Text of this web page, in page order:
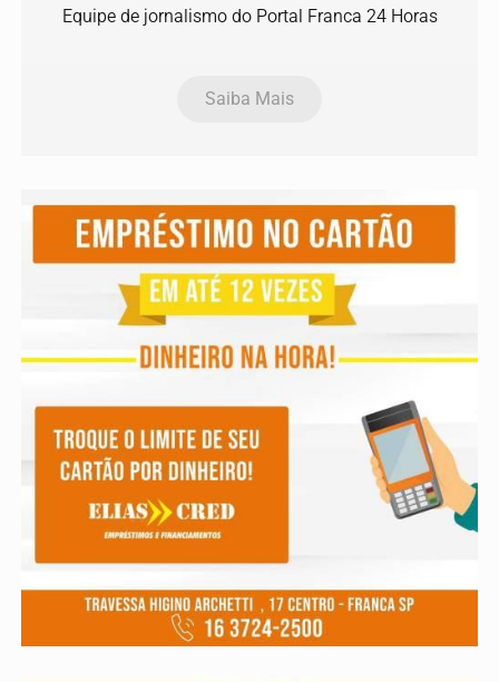
Equipe de jornalismo do Portal Franca 24 Horas
Saiba Mais